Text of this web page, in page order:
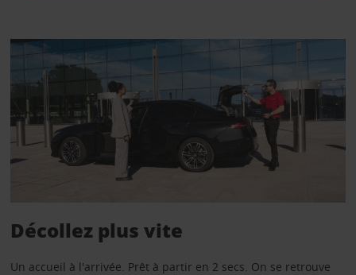
Décollez plus vite
Un accueil à l'arrivée. Prêt à partir en 2 secs. On se retrouve